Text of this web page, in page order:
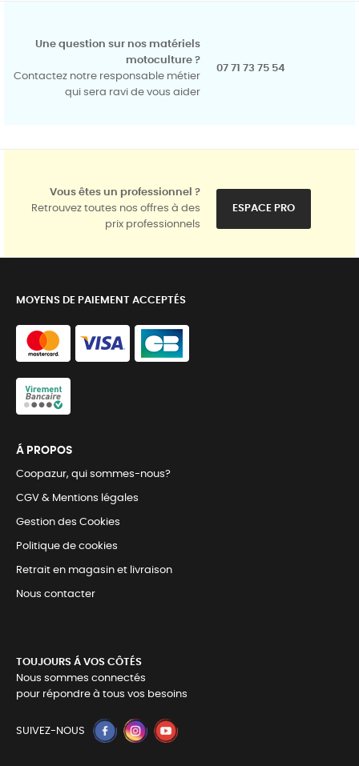
Une question sur nos matériels
motoculture ?
Contactez notre responsable métier
qui sera ravi de vous aider
07 71 73 75 54
Vous êtes un professionnel ?
Retrouvez toutes nos offres à des
prix professionnels
ESPACE PRO
MOYENS DE PAIEMENT ACCEPTÉS
Á PROPOS
Coopazur, qui sommes-nous?
CGV & Mentions légales
Gestion des Cookies
Politique de cookies
Retrait en magasin et livraison
Nous contacter
TOUJOURS Á VOS CÔTÉS
Nous sommes connectés
pour répondre à tous vos besoins
SUIVEZ-NOUS